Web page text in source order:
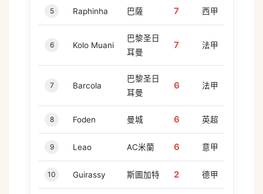
5 Raphinha 巴薩 7 西甲
6 Kolo Muani
巴黎圣日
耳曼
7 法甲
7 Barcola
巴黎圣日
耳曼
6 法甲
8 Foden 曼城 6 英超
9 Leao AC米蘭 6 意甲
10 Guirassy 斯圖加特 2 德甲